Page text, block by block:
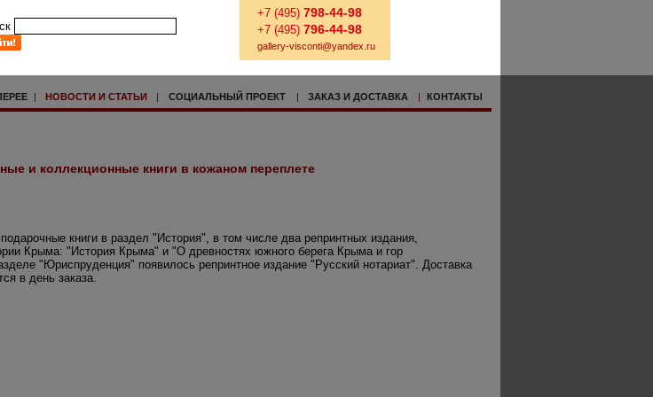
+7 (495) 798-44-98
+7 (495) 796-44-98
gallery-visconti@yandex.ru
| НОВОСТИ И СТАТЬИ | СОЦИАЛЬНЫЙ ПРОЕКТ | ЗАКАЗ И ДОСТАВКА | КОНТАКТЫ
и коллекционные книги в кожаном переплете
книги в раздел "История", в том числе два репринтных издания,
Крыма: "История Крыма" и "О древностях южного берега Крыма и гор
"Юриспруденция" появилось репринтное издание "Русский нотариат". Доставка
в день заказа.